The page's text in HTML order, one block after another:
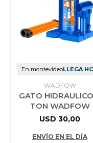
En montevideoLLEGA
WADFOW
GATO
TON WADFOW
USD 30,00
ENVÍO EN EL DÍA